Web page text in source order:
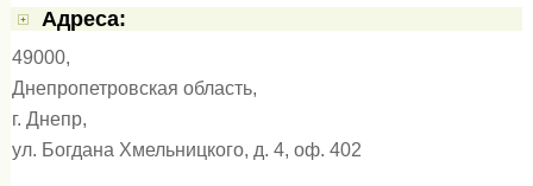
Адресa:
49000,
Днепропетровская область,
г. Днепр,
ул. Богдана Хмельницкого, д. 4, оф. 402